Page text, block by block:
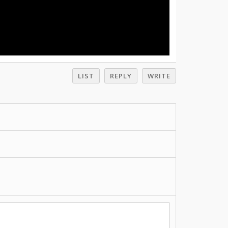
LIST REPLY WRITE